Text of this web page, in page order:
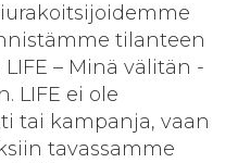
tilanteen
– Minä välitän -
LIFE ei ole
tai kampanja, vaan
tavassamme